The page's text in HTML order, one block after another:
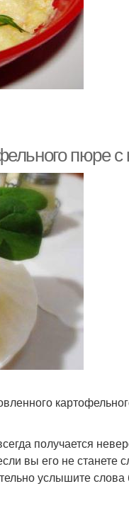
пюре с
получается
вы его не станете
услышите слова